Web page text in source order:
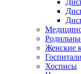
Женские
Хосписы